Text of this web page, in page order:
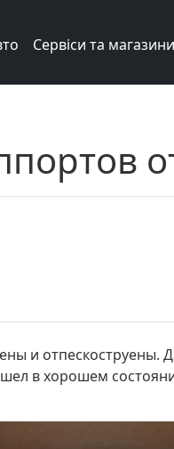
Сервіси та магазини
и отпескоструены.
в хорошем